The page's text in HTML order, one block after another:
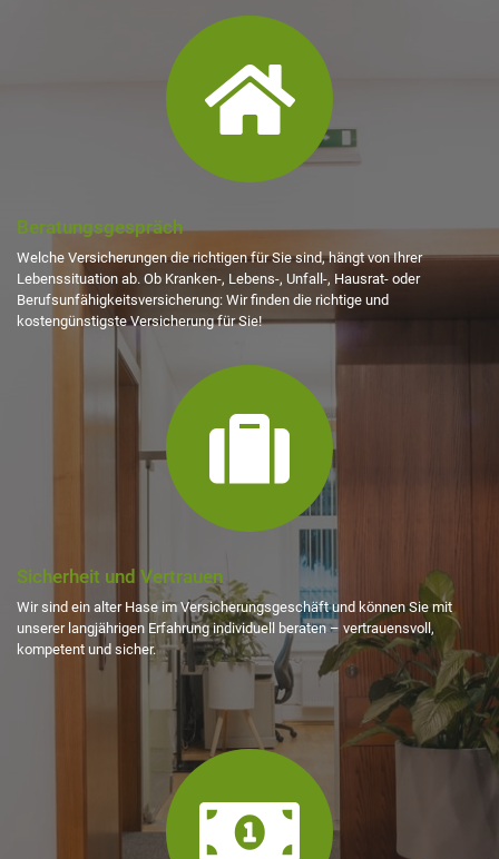
fas
fa-
home
Beratungsgespräch
Welche Versicherungen die richtigen für Sie sind, hängt von Ihrer
Lebenssituation ab. Ob Kranken-, Lebens-, Unfall-, Hausrat- oder
Berufsunfähigkeitsversicherung: Wir finden die richtige und
kostengünstigste Versicherung für Sie!
fas
suitcase
Sicherheit und Vertrauen
Wir sind ein alter Hase im Versicherungsgeschäft und können Sie mit
unserer langjährigen Erfahrung individuell beraten – vertrauensvoll,
kompetent und sicher.
fa-
money-